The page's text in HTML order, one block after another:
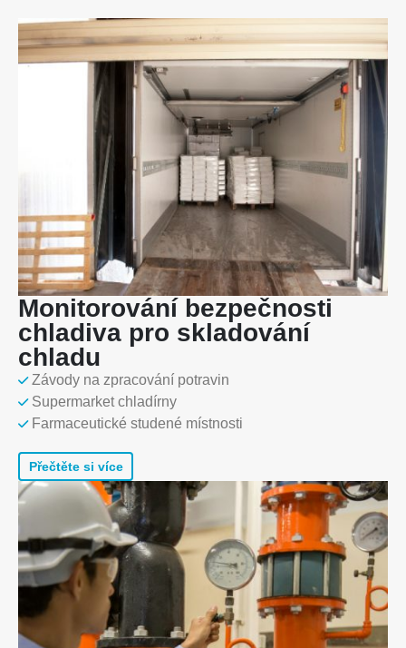
Monitorování bezpečnosti
chladiva pro skladování
chladu
Závody na zpracování potravin
Supermarket chladírny
Farmaceutické studené místnosti
Přečtěte si více